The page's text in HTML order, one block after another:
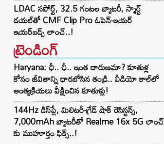
LDAC సపోర్ట్, 32.5 గంటల బ్యాటరీ, స్మార్ట్
డయల్‌తో CMF Clip Pro ఓపెన్-ఇయర్
ఇయర్‌బడ్స్ లాంచ్..!
ట్రెండింగ్‌
Haryana: ఛీ.. ఛీ.. ఇంత దారుణమా? కూతుళ్ల
కోసం జీవితాన్ని ధారబోసిన తండ్రి.. వీడియో కాల్‌లో
అంత్యక్రియలు వీక్షించిన కూతుళ్లు!
144Hz డిస్‌ప్లే, మిలిటరీ-గ్రేడ్ షాక్ రెసిస్టన్స్,
7,000mAh బ్యాటరీతో Realme 16x 5G లాంచ్
కు ముహూర్తం ఫిక్స్..!